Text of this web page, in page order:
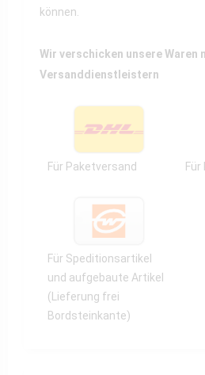
können.
Wir verschicken unsere Waren
Versanddienstleistern
Für Paketversand
Für Speditionsartikel
und aufgebaute Artikel
(Lieferung frei
Bordsteinkante)